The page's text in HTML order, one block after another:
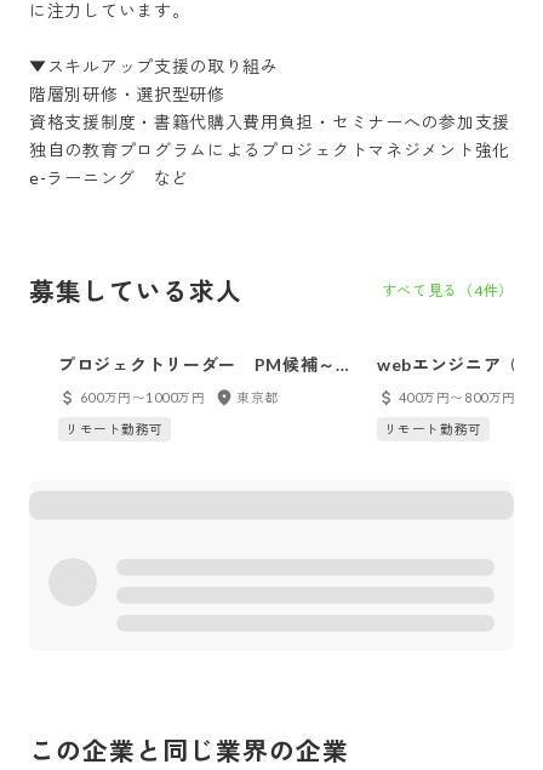
に注力しています。
▼スキルアップ支援の取り組み
階層別研修・選択型研修
資格支援制度・書籍代購入費用負担・セミナーへの参加支援
独自の教育プログラムによるプロジェクトマネジメント強化
募集している求人 すべて見る（4件）
プロジェクトリーダー PM候補～上
流工程から一気通貫のプライム案件
プロジェクトに参画～プロジェクト
600万円〜1000万円
東京都
リモート勤務可
webエンジニア（フ
ックエンド）※転
自社内開発
400万円〜800万円
リモート勤務可
この企業と同じ業界の企業